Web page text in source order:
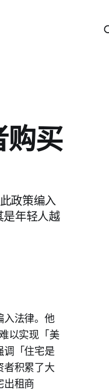
购买
政策编入
是年轻人越
入法律。他
以实现「美
调「住宅是
者积累了大
出租商